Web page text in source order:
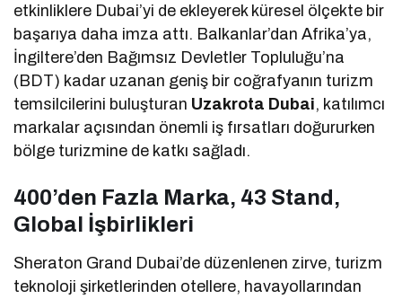
etkinliklere Dubai’yi de ekleyerek küresel ölçekte bir
başarıya daha imza attı. Balkanlar’dan Afrika’ya,
İngiltere’den Bağımsız Devletler Topluluğu’na
(BDT) kadar uzanan geniş bir coğrafyanın turizm
temsilcilerini buluşturan Uzakrota Dubai, katılımcı
markalar açısından önemli iş fırsatları doğururken
bölge turizmine de katkı sağladı.
400’den Fazla Marka, 43 Stand,
Global İşbirlikleri
Sheraton Grand Dubai’de düzenlenen zirve, turizm
teknoloji şirketlerinden otellere, havayollarından